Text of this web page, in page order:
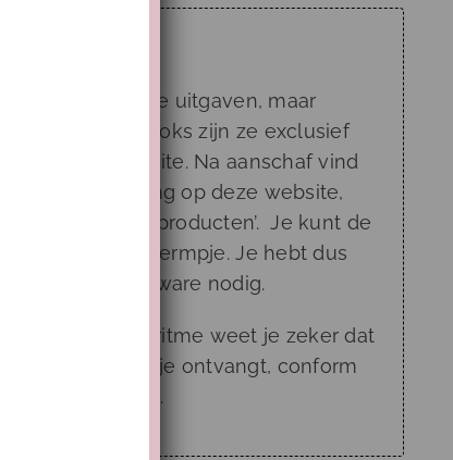
zijn digitale uitgaven, maar
de andere ebooks zijn ze exclusief
via deze website. Na aanschaf vind
in jouw omgeving op deze website,
opleidingen / producten’. Je kunt de
via ieder schermpje. Je hebt dus
(ebook)software nodig.
van Droomritme weet je zeker dat
boekwerkje ontvangt, conform
Methode®.